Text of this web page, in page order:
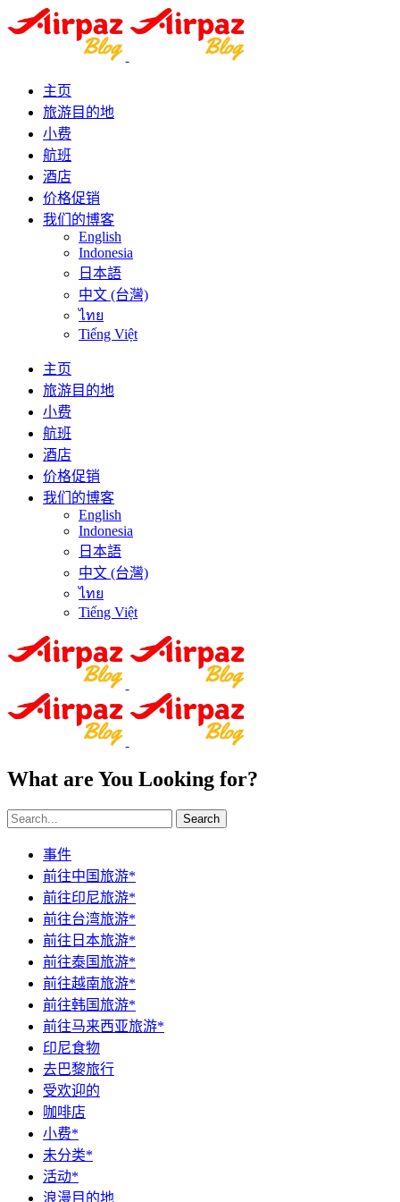
主页
旅游目的地
小费
航班
酒店
价格促销
我们的博客
English
Indonesia
日本語
中文 (台灣)
ไทย
Tiếng Việt
主页
旅游目的地
小费
航班
酒店
价格促销
我们的博客
English
Indonesia
日本語
中文 (台灣)
ไทย
Tiếng Việt
What are You Looking for?
Search
事件
前往中国旅游*
前往印尼旅游*
前往台湾旅游*
前往日本旅游*
前往泰国旅游*
前往越南旅游*
前往韩国旅游*
前往马来西亚旅游*
印尼食物
去巴黎旅行
受欢迎的
咖啡店
小费*
未分类*
活动*
浪漫目的地